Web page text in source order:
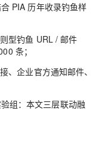
PIA 历年收录钓鱼样
型钓鱼 URL / 邮件
条；
、企业官方通知邮件、
组：本文三层联动融